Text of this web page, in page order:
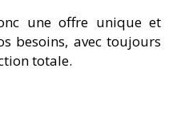
une offre unique et
besoins, avec toujours
totale.